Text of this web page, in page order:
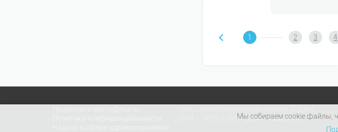
1 2 3 4
2004 — 2026 © Все права защищены.
Мы собираем cookie файлы,